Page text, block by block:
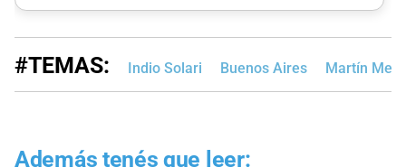
#TEMAS: Indio Solari Buenos Aires Martín
Además tenés que leer: